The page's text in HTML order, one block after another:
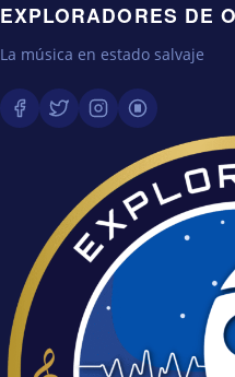
EXPLORADORES DE
La música en estado salvaje